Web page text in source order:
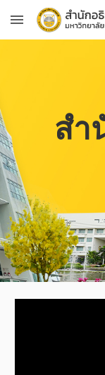
Skip to main
สำ